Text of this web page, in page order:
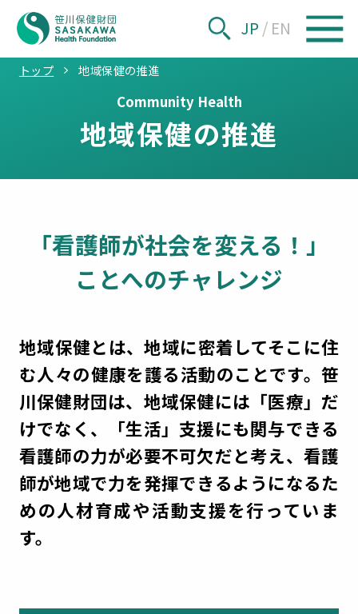
JP / EN
トップ 地域保健の推進
Community Health
地域保健の推進
「看護師が社会を変える！」
ことへのチャレンジ
地域保健とは、地域に密着してそこに住
む人々の健康を護る活動のことです。笹
川保健財団は、地域保健には「医療」だ
けでなく、「生活」支援にも関与できる
看護師の力が必要不可欠だと考え、 看護
師が地域で力を発揮できるようになるた
めの人材育成や活動支援を行っていま
す。